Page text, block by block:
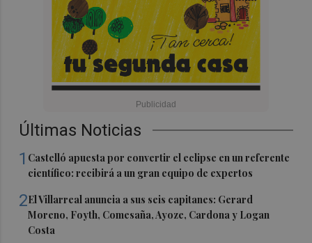
Últimas Noticias
1 Castelló apuesta por convertir el eclipse en un referente
científico: recibirá a un gran equipo de expertos
2El Villarreal anuncia a sus seis capitanes: Gerard
Moreno, Foyth, Comesaña, Ayoze, Cardona y Logan
Costa